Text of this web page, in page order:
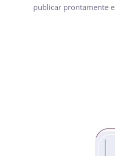
publicar prontamente